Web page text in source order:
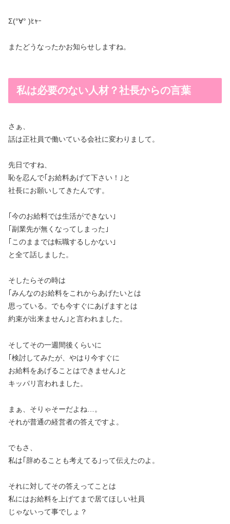
Σ(°∀° )ﾋｬｰ
またどうなったかお知らせしますね。
私は必要のない人材？社長からの言葉
さぁ、
話は正社員で働いている会社に変わりまして。
先日ですね、
恥を忍んで｢お給料あげて下さい！｣と
社長にお願いしてきたんです。
｢今のお給料では生活ができない｣
｢副業先が無くなってしまった｣
｢このままでは転職するしかない｣
と全て話しました。
そしたらその時は
｢みんなのお給料をこれからあげたいとは
思っている。でも今すぐにあげますとは
約束が出来ません｣と言われました。
そしてその一週間後くらいに
｢検討してみたが、やはり今すぐに
お給料をあげることはできません｣と
キッパリ言われました。
まぁ、そりゃそーだよね…。
それが普通の経営者の答えですよ。
でもさ、
私は｢辞めることも考えてる｣って伝えたのよ。
それに対してその答えってことは
私にはお給料を上げてまで居てほしい社員
じゃないって事でしょ？